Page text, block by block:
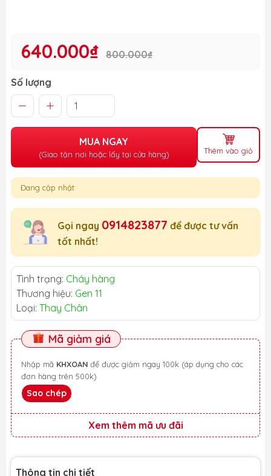
640.000₫ 800.000₫
Số lượng
MUA NGAY
(Giao tận nơi hoặc lấy tại cửa hàng) Thêm vào giỏ
Đang cập nhật
Gọi ngay 0914823877 để được tư vấn
tốt nhất!
Tình trạng: Cháy hàng
Thương hiệu: Gen 11
Loại: Thay Chân
Mã giảm giá
Nhập mã KHXOAN
đơn hàng trên 500k)
Sao chép
Xem thêm mã ưu đãi
Thông tin chi tiết